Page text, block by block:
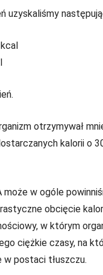
uzyskaliśmy
otrzymywał
kalorii o
w ogóle
obcięcie
w którym
ciężkie czasy, na
w postaci tłuszczu.